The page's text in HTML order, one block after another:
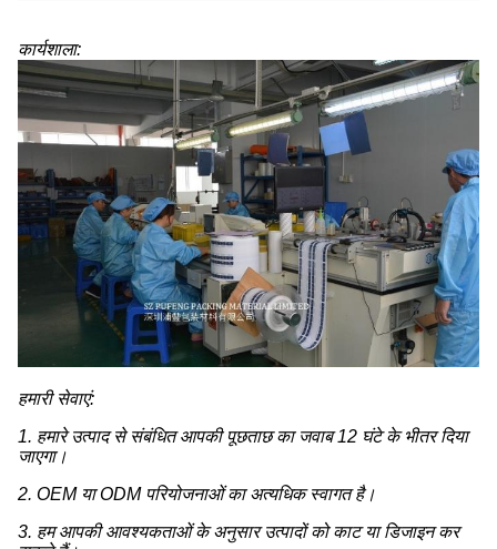
कार्यशाला:
हमारी सेवाएं:
1. हमारे उत्पाद से संबंधित आपकी पूछताछ का जवाब 12 घंटे के भीतर दिया
जाएगा।
2. OEM या ODM परियोजनाओं का अत्यधिक स्वागत है।
3. हम आपकी आवश्यकताओं के अनुसार उत्पादों को काट या डिजाइन कर